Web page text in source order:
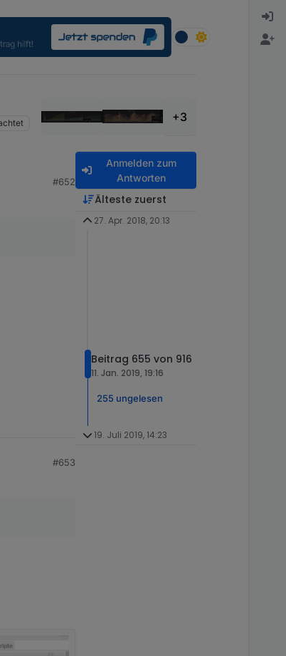
+3
#652
#653
Anmelden zum
Antworten
Älteste zuerst
27. Apr. 2018, 20:13
Beitrag 655 von 916
11. Jan. 2019, 19:16
255 ungelesen
19. Juli 2019, 14:23